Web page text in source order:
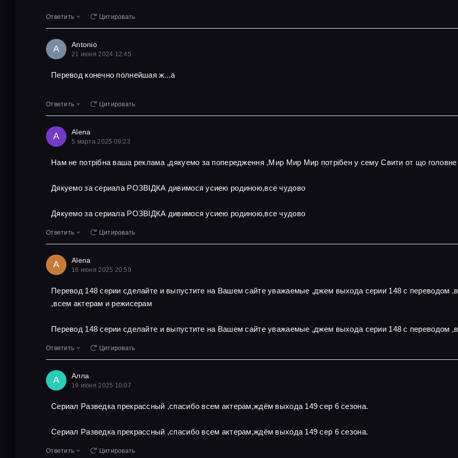
Ответить Цитировать
A Antonio
21 июня 2024 12:45
Перевод конечно полнейшая ж...а
Ответить Цитировать
A Alena
5 марта 2025 09:23
Нам не потрібна ваша реклама ,дякуемо за попередження ,Мир Мир Мир потрібен у сему Свити от що головне
Дякуемо за сериала РОЗВІДКА дивимося усиею родиною,все чудово
Дякуемо за сериала РОЗВІДКА дивимося усиею родиною,все чудово
Ответить Цитировать
A Alena
16 июня 2025 20:59
Перевод 148 серии сделайте и выпустите на Вашем сайте уважаемые ,джем выхода серии 148 с переводом
,всем актерам и режисерам
Перевод 148 серии сделайте и выпустите на Вашем сайте уважаемые ,джем выхода серии 148 с переводом
Ответить Цитировать
А Алла
19 июня 2025 10:07
Сериал Разведка прекрассный ,спасибо всем актерам,ждём выхода 149 сер 6 сезона.
Сериал Разведка прекрассный ,спасибо всем актерам,ждём выхода 149 сер 6 сезона.
Ответить Цитировать